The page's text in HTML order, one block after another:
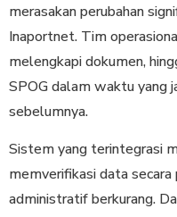
merasakan perubahan
Inaportnet. Tim
melengkapi dokumen,
SPOG dalam waktu yang
sebelumnya.
Sistem yang terintegrasi
memverifikasi data
administratif berkurang.